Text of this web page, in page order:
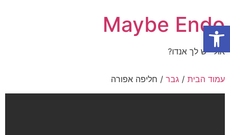
Maybe Endo
אולי יש לך אנדו?
עמוד הבית / גבר / חליפה אפורה
פתח סרגל נגישות